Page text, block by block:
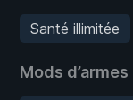
Santé illimitée
Mods d’armes